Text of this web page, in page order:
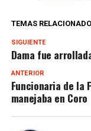
TEMAS
SIGUIENTE
Dama fue
ANTERIOR
Funcionaria de la
manejaba en Coro